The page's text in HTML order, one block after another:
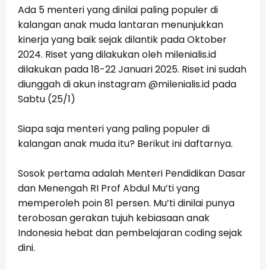
Ada 5 menteri yang dinilai paling populer di
kalangan anak muda lantaran menunjukkan
kinerja yang baik sejak dilantik pada Oktober
2024. Riset yang dilakukan oleh milenialis.id
dilakukan pada 18-22 Januari 2025. Riset ini sudah
diunggah di akun instagram @milenialis.id pada
Sabtu (25/1)
Siapa saja menteri yang paling populer di
kalangan anak muda itu? Berikut ini daftarnya.
Sosok pertama adalah Menteri Pendidikan Dasar
dan Menengah RI Prof Abdul Mu’ti yang
memperoleh poin 81 persen. Mu’ti dinilai punya
terobosan gerakan tujuh kebiasaan anak
Indonesia hebat dan pembelajaran coding sejak
dini.